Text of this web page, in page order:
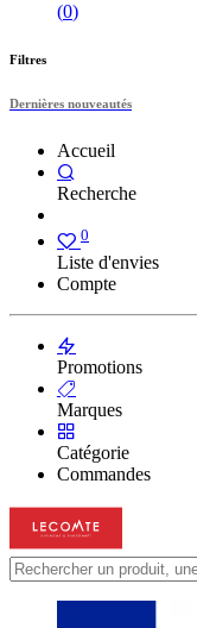
(0)
Filtres
Dernières nouveautés
Accueil
Recherche
0
Liste d'envies
Compte
Promotions
Marques
Catégorie
Commandes